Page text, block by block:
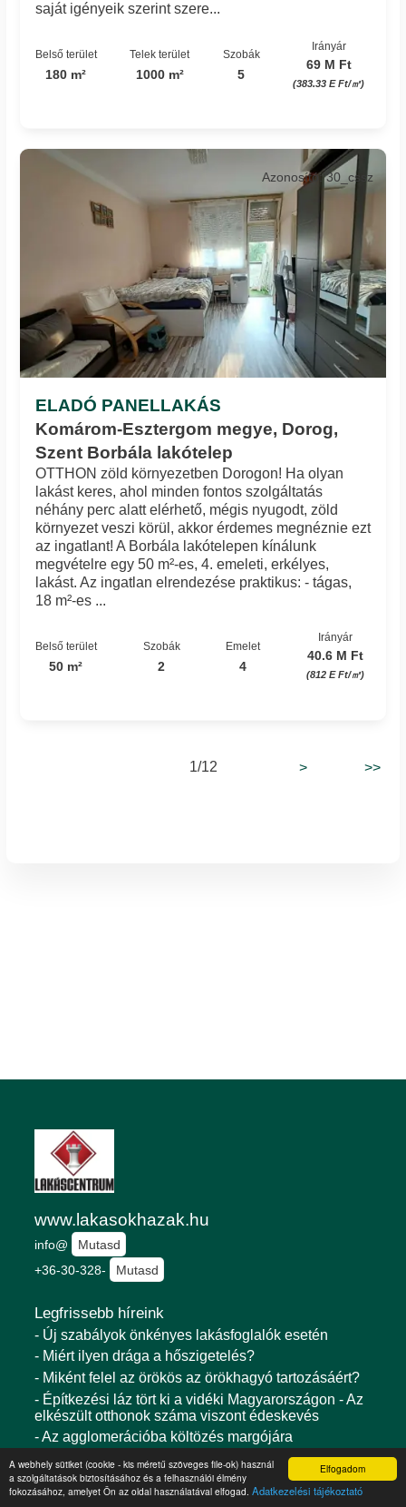
Elfogadom
A webhely sütiket (cookie - kis méretű szöveges file-ok) használ
a szolgáltatások biztosításához és a felhasználói élmény
fokozásához, amelyet Ön az oldal használatával elfogad. Adatkezelési tájékoztató
saját igényeik szerint szere...
Belső terület
180 m²
Telek terület
1000 m²
Szobák
5
Irányár
69 M Ft
(383.33 E Ft/㎡)
ELADÓ PANELLAKÁS
Komárom-Esztergom megye, Dorog,
Szent Borbála lakótelep
Azonosító: 30_cssz
OTTHON zöld környezetben Dorogon! Ha olyan
lakást keres, ahol minden fontos szolgáltatás
néhány perc alatt elérhető, mégis nyugodt, zöld
környezet veszi körül, akkor érdemes megnéznie ezt
az ingatlant! A Borbála lakótelepen kínálunk
megvételre egy 50 m²-es, 4. emeleti, erkélyes,
lakást. Az ingatlan elrendezése praktikus: - tágas,
18 m²-es ...
Belső terület
50 m²
Szobák
2
Emelet
4
Irányár
40.6 M Ft
(812 E Ft/㎡)
1/12 > >>
www.lakasokhazak.hu
info@
Mutasd
+36-30-328-
Mutasd
Legfrissebb híreink
- Új szabályok önkényes lakásfoglalók esetén
- Miért ilyen drága a hőszigetelés?
- Miként felel az örökös az örökhagyó tartozásáért?
- Építkezési láz tört ki a vidéki Magyarországon - Az
elkészült otthonok száma viszont édeskevés
- Az agglomerációba költözés margójára
További kínálatunk
- Eladó családi házak